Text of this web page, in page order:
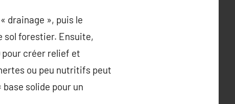
drainage », puis le
forestier. Ensuite,
créer relief et
ou peu nutritifs peut
solide pour un